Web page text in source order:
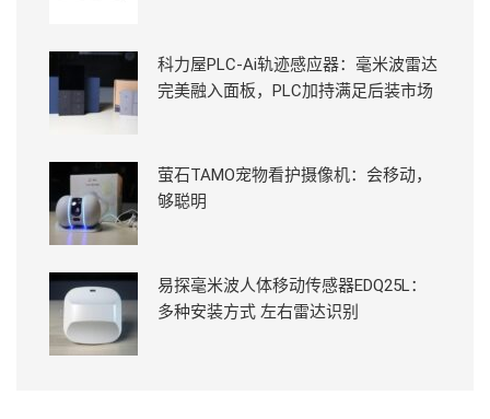
科力屋PLC-Ai轨迹感应器：毫米波雷达
完美融入面板，PLC加持满足后装市场
萤石TAMO宠物看护摄像机：会移动，
够聪明
易探毫米波人体移动传感器EDQ25L：
多种安装方式 左右雷达识别